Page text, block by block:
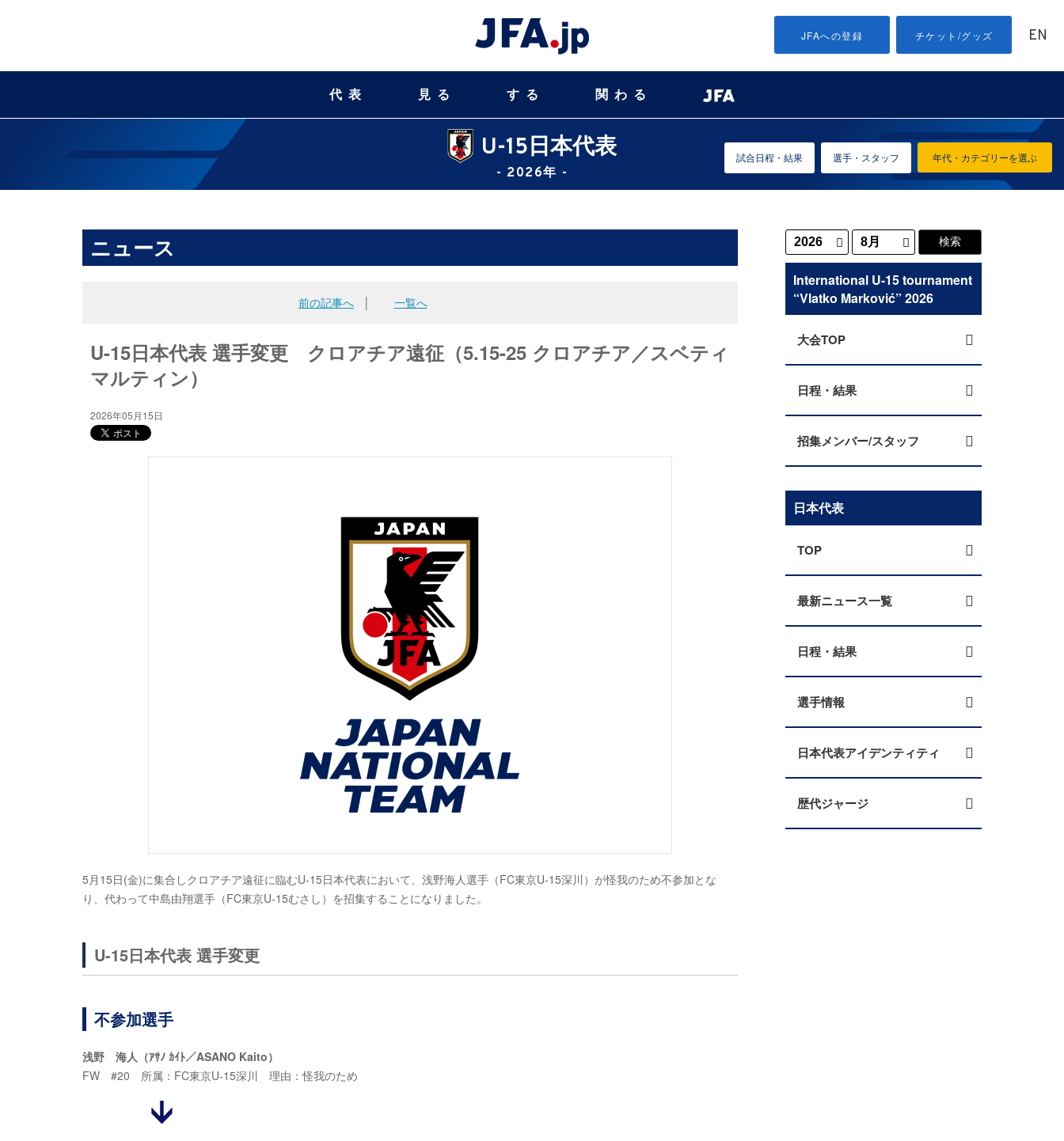
JFAへの登録 チケット/グッズ EN
代表 見る する 関わる
U-15日本代表
- 2026年 -
年代・カテゴリーを選ぶ
試合日程・結果 選手・スタッフ
ニュース
前の記事へ 一覧へ
U-15日本代表 選手変更 クロアチア遠征（5.15-25 クロアチア／スベティ
マルティン）
2026年05月15日
5月15日(金)に集合しクロアチア遠征に臨むU-15日本代表において、浅野海人選手（FC東京U-15深川）が怪我のため不参加とな
り、代わって中島由翔選手（FC東京U-15むさし）を招集することになりました。
U-15日本代表 選手変更
不参加選手
浅野 海人（ｱｻﾉ ｶｲﾄ／ASANO Kaito）
FW #20 所属：FC東京U-15深川 理由：怪我のため
International U-15 tournament
“Vlatko Marković” 2026
大会TOP
日程・結果
招集メンバー/スタッフ
日本代表
TOP
最新ニュース一覧
日程・結果
選手情報
日本代表アイデンティティ
歴代ジャージ